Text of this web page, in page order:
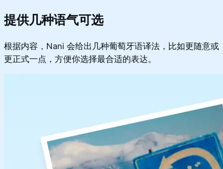
提供几种语气可选
根据内容，Nani 会给出几种葡萄牙语译法，比如更随意或
更正式一点，方便你选择最合适的表达。